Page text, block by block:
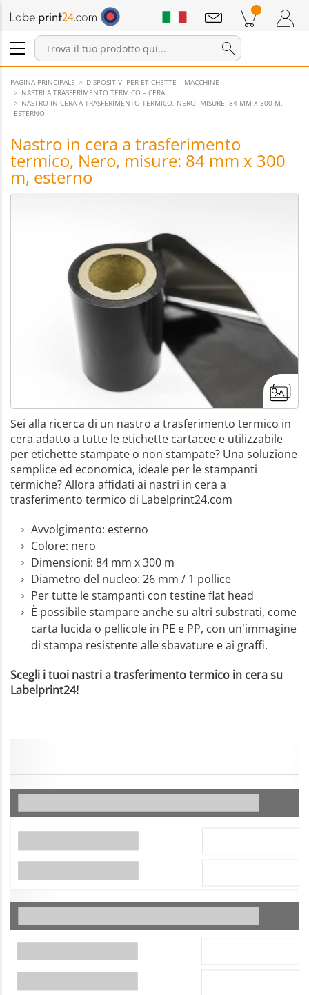
Accedi / Registrati
Prodotti nel carrello
Annunci
PAGINA PRINCIPALE
DISPOSITIVI PER ETICHETTE – MACCHINE
NASTRI A TRASFERIMENTO TERMICO – CERA
NASTRO IN CERA A TRASFERIMENTO TERMICO, NERO, MISURE: 84 MM X 300 M,
ESTERNO
Nastro in cera a trasferimento
termico, Nero, misure: 84 mm x 300
m, esterno
Sei alla ricerca di un nastro a trasferimento termico in
cera adatto a tutte le etichette cartacee e utilizzabile
per etichette stampate o non stampate? Una soluzione
semplice ed economica, ideale per le stampanti
termiche? Allora affidati ai nastri in cera a
trasferimento termico di Labelprint24.com
Avvolgimento: esterno
Colore: nero
Dimensioni: 84 mm x 300 m
Diametro del nucleo: 26 mm / 1 pollice
Per tutte le stampanti con testine flat head
È possibile stampare anche su altri substrati, come
carta lucida o pellicole in PE e PP, con un'immagine
di stampa resistente alle sbavature e ai graffi.
Scegli i tuoi nastri a trasferimento termico in cera su
Labelprint24!